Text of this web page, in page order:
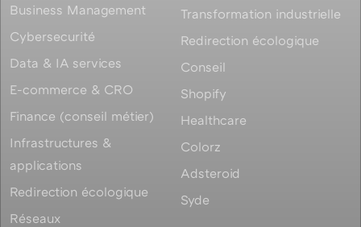
Business Management
Cybersecurité
Data & IA services
E-commerce & CRO
Finance (conseil métier)
Infrastructures &
applications
Redirection écologique
Réseaux
Transformation industrielle
Redirection écologique
Conseil
Shopify
Healthcare
Colorz
Adsteroid
Syde